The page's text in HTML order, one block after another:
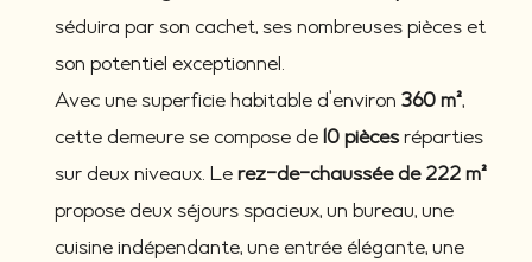
séduira par son cachet, ses nombreuses pièces et
son potentiel exceptionnel.
Avec une superficie habitable d’environ360 m²,
cette demeure se compose de10 piècesréparties
sur deux niveaux. Lerez-de-chaussée de 222 m²
propose deux séjours spacieux, un bureau, une
cuisine indépendante, une entrée élégante, une